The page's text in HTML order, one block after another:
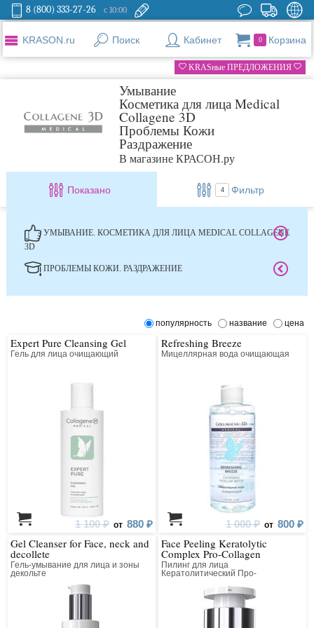
8 (800) 333-27-26 с 10:00
KRASON.ru Поиск Кабинет 0 Корзина
KRASные ПРЕДЛОЖЕНИЯ
Умывание
Косметика для лица Medical
Collagene 3D
Проблемы Кожи
Раздражение
В магазине КРАСОН.ру
Показано 4 Фильтр
УМЫВАНИЕ. КОСМЕТИКА ДЛЯ ЛИЦА MEDICAL COLLAGENE
3D
ПРОБЛЕМЫ КОЖИ. РАЗДРАЖЕНИЕ
популярность название цена
Expert Pure Cleansing Gel
Гель для лица очищающий
1 100 ₽ от 880 ₽
Refreshing Breeze
Мицеллярная вода очищающая
1 000 ₽ от 800 ₽
Gel Cleanser for Face, neck and
decollete
Гель-умывание для лица и зоны
декольте
Face Peeling Keratolytic
Complex Pro-Collagen
Пилинг для лица
Кератолитический Про-